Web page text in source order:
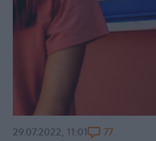
29.07.2022, 11:01 77